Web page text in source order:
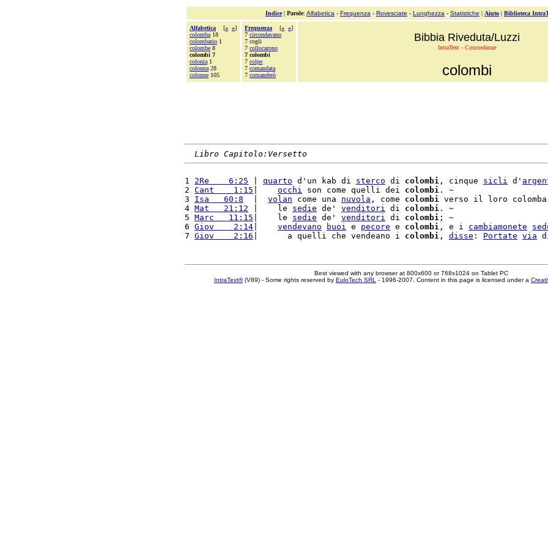
Indice| Parole: Alfabetica - Frequenza - Rovesciate - Lunghezza - Statistiche | Aiuto | Biblioteca
Alfabetica [« »]
colomba 18
colombario 1
colombe 8
colombi 7
colonia 1
colonna 28
colonne 105
Frequenza [« »]
7 circondavano
7 cogli
7 collocarono
7 colombi
7 colpe
7 comandata
7 comanderò
Bibbia Riveduta/Luzzi
IntraText - Concordanze
colombi
Libro Capitolo:Versetto
1 2Re    6:25 quarto d'un kab di sterco di colombi , cinque sicli d'
2 Cant    1:15 occhi son come quelli dei colombi . ~
3 Isa   60:8 volan come una nuvola , come colombi verso il loro
4 Mat   21:12 |    le sedie de' venditori di colombi . ~
5 Marc   11:15 |    le sedie de' venditori di colombi ; ~
6 Giov    2:14 vendevano buoi e pecore e colombi , e i cambiamonete
7 Giov    2:16 |      a quelli che vendeano i colombi , disse : Portate via
Best viewed with any browser at 800x600 or 768x1024 on Tablet PC
IntraText®(V89) - Some rights reserved by EuloTech SRL - 1996-2007. Content in this page is licensed under a